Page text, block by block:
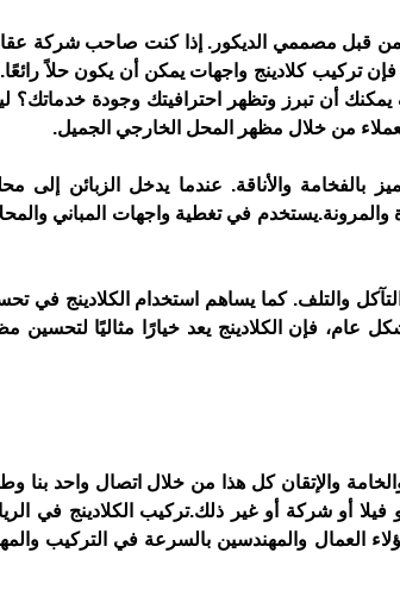
تركيب كلادينج واجهات يمكن أن يكون حلاً رائعًا.
من خلال مظهر المحل الخارجي الجميل.
والمرونة.
فيلا أو شركة أو غير ذلك.